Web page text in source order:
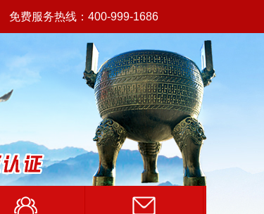
免费服务热线：400-999-1686